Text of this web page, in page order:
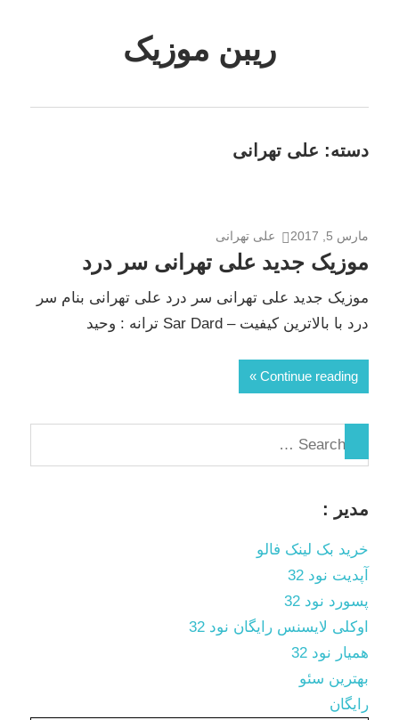
ریبن موزیک
mp3
دسته: علی تهرانی
مارس 5, 2017 علی تهرانی
موزیک جدید علی تهرانی سر درد
موزیک جدید علی تهرانی سر درد علی تهرانی بنام سر
درد با بالاترین کیفیت – Sar Dard ترانه : وحید
Continue reading
مدیر :
خرید بک لینک فالو
آپدیت نود 32
پسورد نود 32
اوکلی لایسنس رایگان نود 32
همیار نود 32
بهترین سئو
رایگان